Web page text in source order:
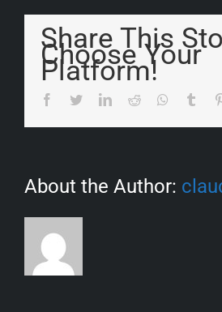
Share This
Choose Your
Platform!
About the Author: